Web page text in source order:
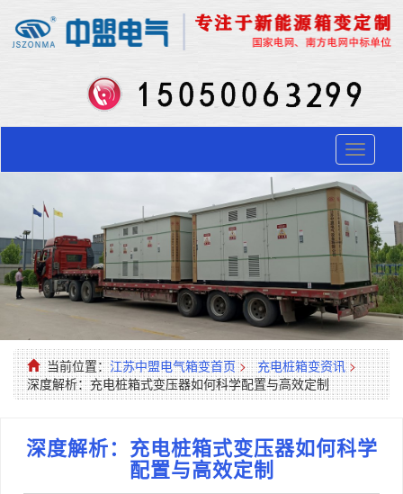
Toggle
当前位置：江苏中盟电气箱变首页 > 充电桩箱变资讯 >
深度解析：充电桩箱式变压器如何科学配置与高效定制
深度解析：充电桩箱式变压器如何科学
配置与高效定制